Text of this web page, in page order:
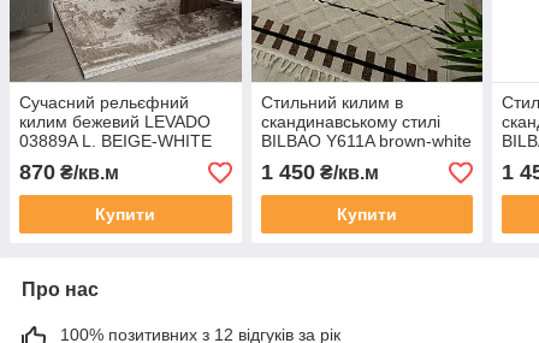
Сучасний рельєфний
килим бежевий LEVADO
03889A L. BEIGE-WHITE
POLYESTER
870 ₴/кв.м
Купити
Стильний килим в
скандинавському стилі
BILBAO Y611A brown-white
1 450₴/кв.м
Купити
1
Про нас
100% позитивних з 12 відгуків за рік